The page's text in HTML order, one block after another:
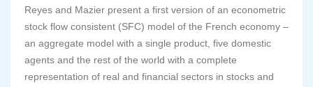
Reyes and Mazier present a first version of an econometric
stock flow consistent (SFC) model of the French economy –
an aggregate model with a single product, five domestic
agents and the rest of the world with a complete
representation of real and financial sectors in stocks and